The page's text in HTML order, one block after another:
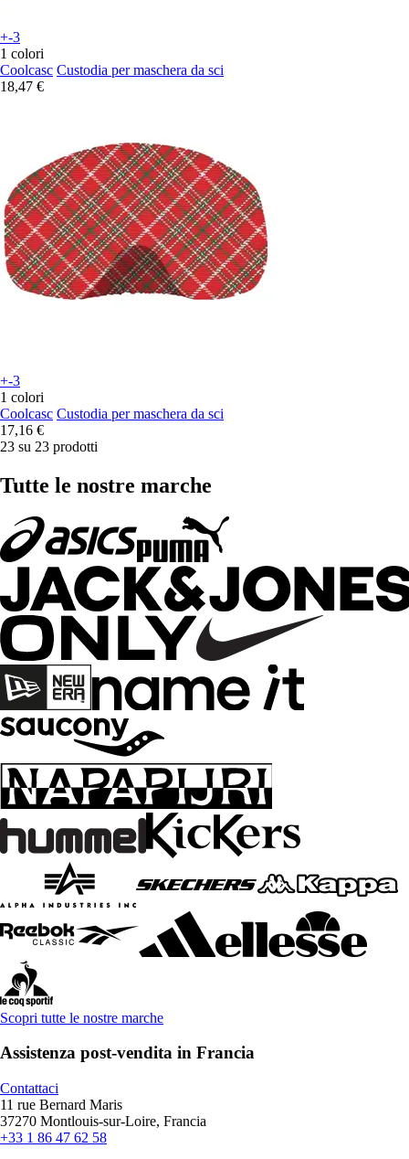
+-3
1 colori
Coolcasc Custodia per maschera da sci
18,47 €
+-3
1 colori
Coolcasc Custodia per maschera da sci
17,16 €
23 su 23 prodotti
Tutte le nostre marche
Scopri tutte le nostre marche
Assistenza post-vendita in Francia
Contattaci
11 rue Bernard Maris
37270 Montlouis-sur-Loire, Francia
+33 1 86 47 62 58